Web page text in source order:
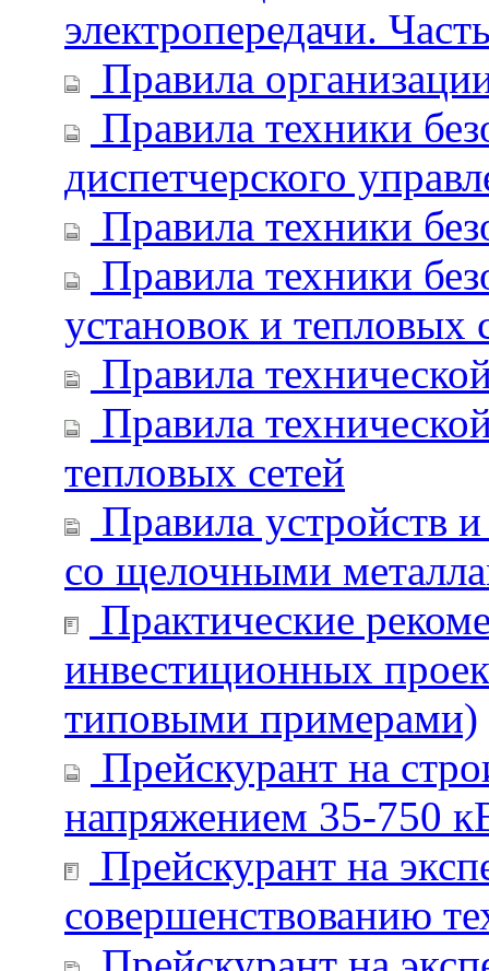
электропередачи.
Правила
Правила техники
диспетчерского
Правила техники
Правила техники
установок и тепловых
Правила
Правила
тепловых сетей
Правила устройств
со щелочными
Практические
инвестиционных
типовыми примерами)
Прейскурант на
напряжением 35-750
Прейскурант на
совершенствованию